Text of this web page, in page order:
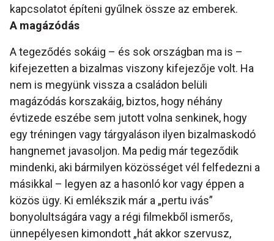
kapcsolatot építeni gyűlnek össze az emberek.
A magázódás
A tegeződés sokáig – és sok országban ma is –
kifejezetten a bizalmas viszony kifejezője volt. Ha
nem is megyünk vissza a családon belüli
magázódás korszakáig, biztos, hogy néhány
évtizede eszébe sem jutott volna senkinek, hogy
egy tréningen vagy tárgyaláson ilyen bizalmaskodó
hangnemet javasoljon. Ma pedig már tegeződik
mindenki, aki bármilyen közösséget vél felfedezni a
másikkal – legyen az a hasonló kor vagy éppen a
közös ügy. Ki emlékszik már a „pertu ivás”
bonyolultságára vagy a régi filmekből ismerős,
ünnepélyesen kimondott „hát akkor szervusz,